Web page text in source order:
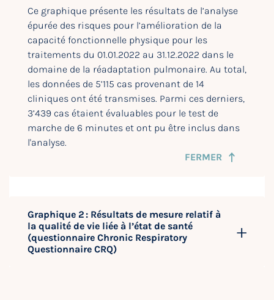
Ce graphique présente les résultats de l’analyse
épurée des risques pour l’amélioration de la
capacité fonctionnelle physique pour les
traitements du 01.01.2022 au 31.12.2022 dans le
domaine de la réadaptation pulmonaire. Au total,
les données de 5’115 cas provenant de 14
cliniques ont été transmises. Parmi ces derniers,
3’439 cas étaient évaluables pour le test de
marche de 6 minutes et ont pu être inclus dans
l'analyse.
FERMER
Graphique 2 : Résultats de mesure relatif à
la qualité de vie liée à l’état de santé
(questionnaire Chronic Respiratory
Questionnaire CRQ)